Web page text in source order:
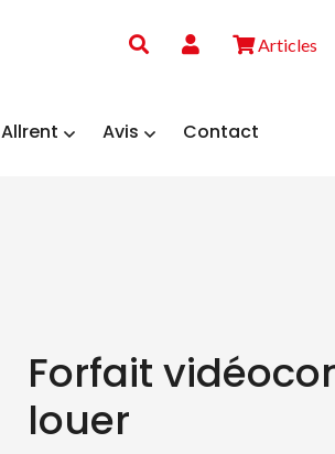
Articles
Allrent Avis Contact
Forfait
louer